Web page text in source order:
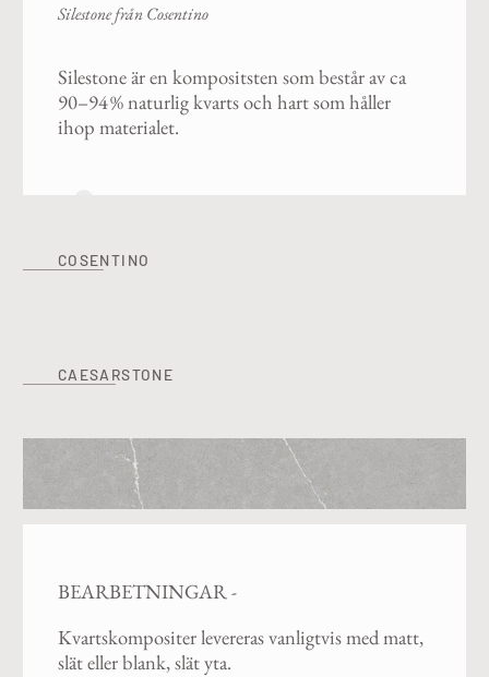
Silestone från Cosentino
Silestone är en kompositsten som består av ca
90–94 % naturlig kvarts och hart som håller
ihop materialet.
COSENTINO
CAESARSTONE
BEARBETNINGAR -
Kvartskompositer levereras vanligtvis med matt,
slät eller blank, slät yta.